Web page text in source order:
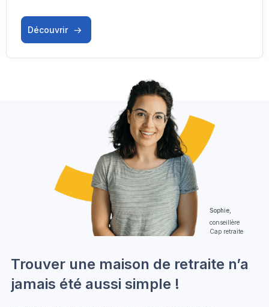
Découvrir
Sophie,
conseillère
Cap retraite
Trouver une maison de retraite n’a
jamais été aussi simple !